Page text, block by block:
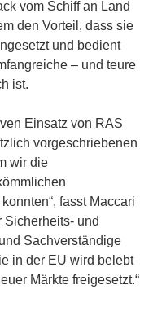
vom Schiff an Land
den Vorteil, dass sie
und bedient
– und teure
ist.
Einsatz von RAS
vorgeschriebenen
wir die
fasst Maccari
Sicherheits- und
Sachverständige
in der EU wird belebt
Märkte freigesetzt.“